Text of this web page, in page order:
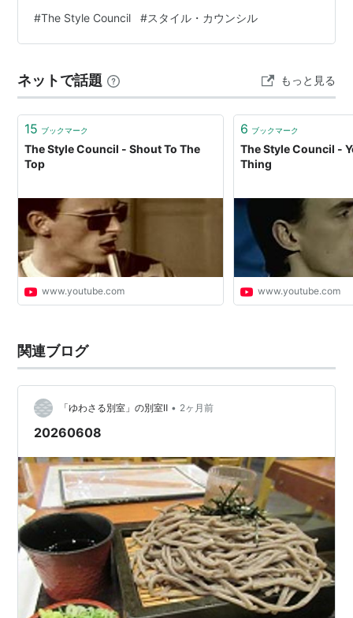
その他のメンバー(主要な人物)
Anthony Hurty (B)
Jay Williamson (Vo)
Tracy (vo)
Bemm Watt (G)
Tracy Thorn (Vo)
Heren Turner (Key)
Steve Sidelnyk (Perc)
Stewart Prosser (Tp)
Chris Lawrence (Tb)
Billy Chapman (Sax)
アルバム
Introducing (Mini LP)
Cafe Breu
Home And Abroad (Live Album)
The Cost Of Loving
Confessions Of A Pop Grop
Modanism: New Decade
Singuler Adventures (Best Album)
In Concert (Live Compilation)
Here's Some That Got Away (Rerities)
ンシルはポール・ウェラーがモータウンのようなソウル
ミュージックを意識して作ったバンドなので、基本的に
従って、アルバム単位で追うよりも、こうしたライブ盤
でベストアルバム的に味わうのに向いていると思いま
す。 アレンジも洒落ていて、いい音で聴きたく…
#The Style Council #スタイル・カウンシル
ネットで話題 もっと見る
15 ブックマーク
The Style Council - Shout To The
Top
www.youtube.com
6 ブックマーク
The Style Council -
Thing
www.youtube.com
関連ブログ
「ゆわさる別室」の別室Ⅱ • 2ヶ月前
20260608